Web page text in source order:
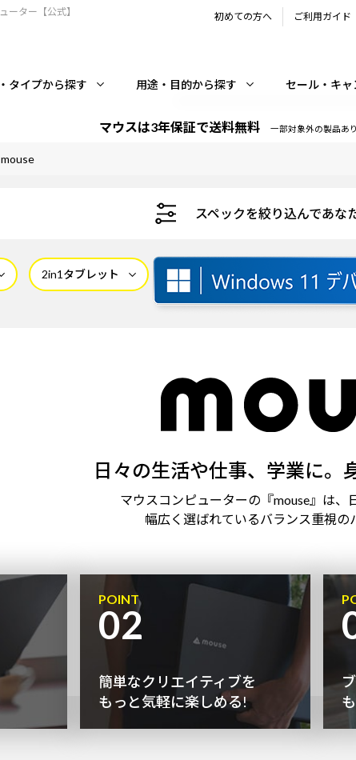
ーター【公式】 初めての方へ ご利用ガイド
タイプから探す 用途・目的から探す セール・キャ
マウスは3年保証で送料無料 一部対象外の製品あ
mouse
スペックを絞り込んであな
2in1タブレット
日々の生活や仕事、学業に。
マウスコンピューターの『mouse』は、
幅広く選ばれているバランス重視の
POINT
02
簡単なクリエイティブを
もっと気軽に楽しめる!